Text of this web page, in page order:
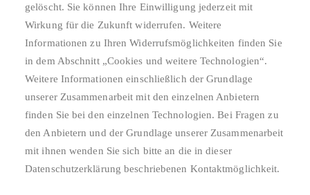
gelöscht. Sie können Ihre Einwilligung jederzeit mit
Wirkung für die Zukunft widerrufen. Weitere
Informationen zu Ihren Widerrufsmöglichkeiten finden Sie
in dem Abschnitt „Cookies und weitere Technologien“.
Weitere Informationen einschließlich der Grundlage
unserer Zusammenarbeit mit den einzelnen Anbietern
finden Sie bei den einzelnen Technologien. Bei Fragen zu
den Anbietern und der Grundlage unserer Zusammenarbeit
mit ihnen wenden Sie sich bitte an die in dieser
Datenschutzerklärung beschriebenen Kontaktmöglichkeit.